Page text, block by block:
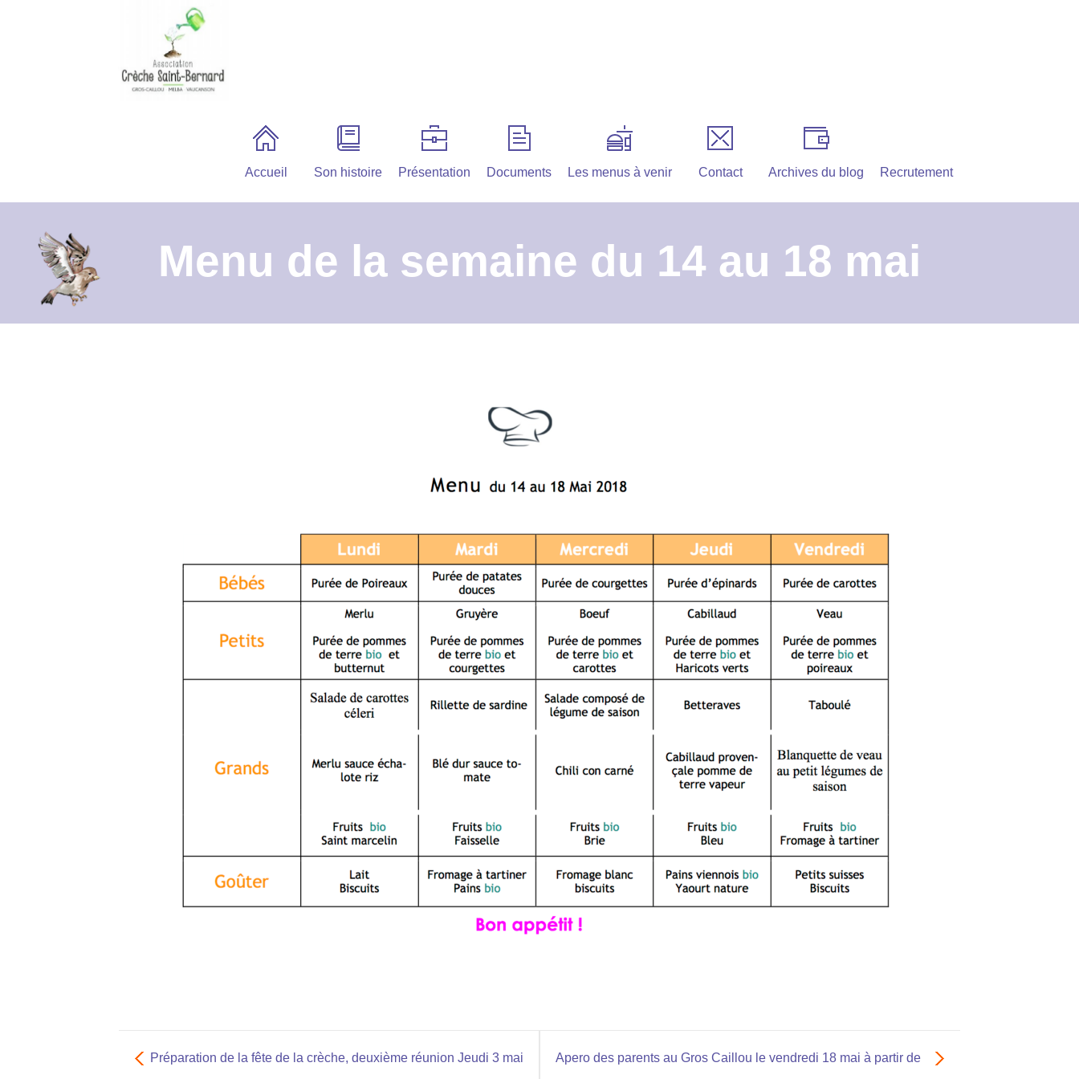
Accueil Son histoire Présentation Documents Les menus à venir Contact Archives du blog Recrutement
Menu de la semaine du 14 au 18 mai
Préparation de la fête de la crèche, deuxième réunion Jeudi 3 mai Apero des parents au Gros Caillou le vendredi 18 mai à partir de